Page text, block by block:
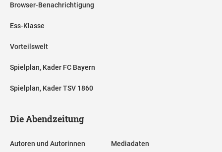
Browser-Benachrichtigung
Ess-Klasse
Vorteilswelt
Spielplan, Kader FC Bayern
Spielplan, Kader TSV 1860
Die Abendzeitung
Autoren und Autorinnen Mediadaten